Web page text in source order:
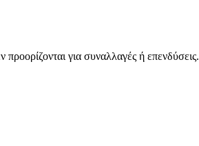
για συναλλαγές ή επενδύσεις.